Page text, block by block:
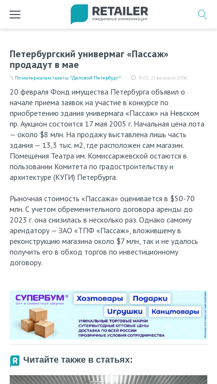
Петербургский универмаг «Пассаж»
продадут в мае
16:02, 21 февраля 2006
По материалам газеты "Деловой Петербург"
20 февраля Фонд имущества Петербурга объявил о
начале приема заявок на участие в конкурсе по
приобретению здания универмага «Пассаж» на Невском
пр. Аукцион состоится 17 мая 2005 г. Начальная цена лота
— около $8 млн. На продажу выставлена лишь часть
здания — 13,3 тыс. м2, где расположен сам магазин.
Помещения Театра им. Комиссаржевской остаются в
пользовании Комитета по градостроительству и
архитектуре (КУГИ) Петербурга.
Рыночная стоимость «Пассажа» оценивается в $50-70
млн. С учетом обременительного договора аренды до
2023 г. она снизилась в несколько раз. Однако самому
арендатору — ЗАО «ТПФ «Пассаж», вложившему в
реконструкцию магазина около $7 млн, так и не удалось
получить его в обход торгов по инвестиционному
договору.
Читайте также в статьях: